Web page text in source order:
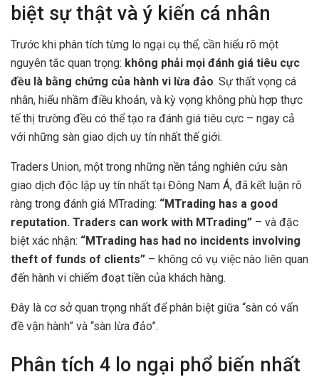
biệt sự thật và ý kiến cá nhân
Trước khi phân tích từng lo ngại cụ thể, cần hiểu rõ một
nguyên tắc quan trọng: không phải mọi đánh giá tiêu cực
đều là bằng chứng của hành vi lừa đảo. Sự thất vọng cá
nhân, hiểu nhầm điều khoản, và kỳ vọng không phù hợp thực
tế thị trường đều có thể tạo ra đánh giá tiêu cực – ngay cả
với những sàn giao dịch uy tín nhất thế giới.
Traders Union, một trong những nền tảng nghiên cứu sàn
giao dịch độc lập uy tín nhất tại Đông Nam Á, đã kết luận rõ
ràng trong đánh giá MTrading: “MTrading has a good
reputation. Traders can work with MTrading” – và đặc
biệt xác nhận: “MTrading has had no incidents involving
theft of funds of clients” – không có vụ việc nào liên quan
đến hành vi chiếm đoạt tiền của khách hàng.
Đây là cơ sở quan trọng nhất để phân biệt giữa “sàn có vấn
đề vận hành” và “sàn lừa đảo”.
Phân tích 4 lo ngại phổ biến nhất